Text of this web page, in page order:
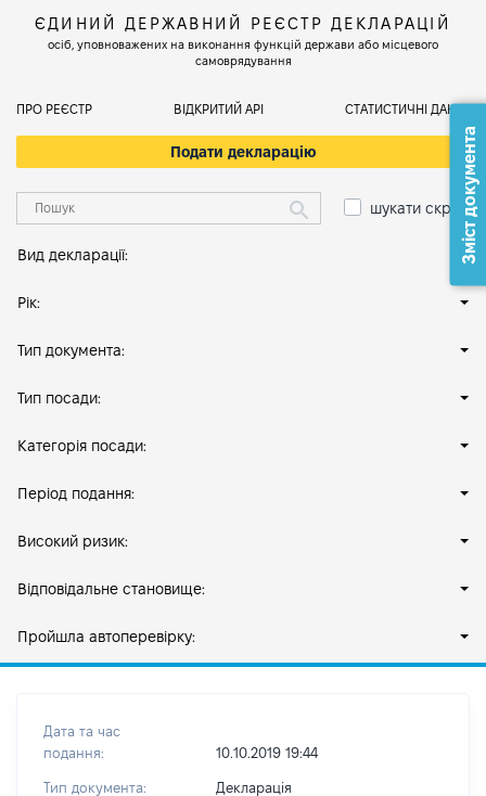
ЄДИНИЙ ДЕРЖАВНИЙ РЕЄСТР ДЕКЛАРАЦІЙ
осіб, уповноважених на виконання функцій держави або місцевого
самоврядування
ПРО РЕЄСТР ВІДКРИТИЙ АРІ СТАТИСТИЧНІ ДАНІ
Подати декларацію
шукати скрізь
Вид декларації:
Рік:
Тип документа:
Тип посади:
Категорія посади:
Період подання:
Високий ризик:
Відповідальне становище:
Пройшла автоперевірку:
Дата та час
подання:
10.10.2019 19:44
Тип документа: Декларація
Зміст документа